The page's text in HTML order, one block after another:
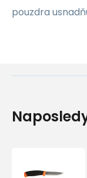
pouzdra